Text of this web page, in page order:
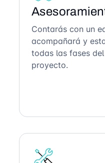
Contarás con un
acompañará y
todas las fases
proyecto.